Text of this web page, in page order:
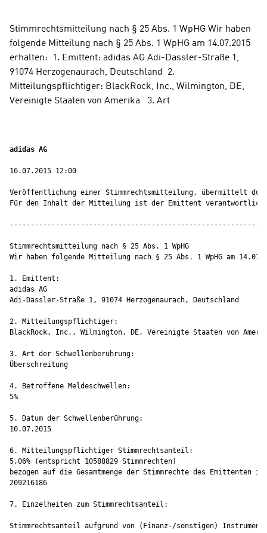
Stimmrechtsmitteilung nach § 25 Abs. 1 WpHG Wir haben
folgende Mitteilung nach § 25 Abs. 1 WpHG am 14.07.2015
erhalten:  1. Emittent: adidas AG Adi-Dassler-Straße 1,
91074 Herzogenaurach, Deutschland  2.
Mitteilungspflichtiger: BlackRock, Inc., Wilmington, DE,
Vereinigte Staaten von Amerika   3. Art
adidas AG
16.07.2015 12:00
Veröffentlichung einer Stimmrechtsmitteilung, übermittelt
Für den Inhalt der Mitteilung ist der Emittent
Stimmrechtsmitteilung nach § 25 Abs. 1 WpHG
Wir haben folgende Mitteilung nach § 25 Abs. 1 WpHG am
1. Emittent:
adidas AG
Adi-Dassler-Straße 1, 91074 Herzogenaurach, Deutschland
2. Mitteilungspflichtiger:
BlackRock, Inc., Wilmington, DE, Vereinigte Staaten von
3. Art der Schwellenberührung:
Überschreitung
4. Betroffene Meldeschwellen:
5%
5. Datum der Schwellenberührung:
10.07.2015
6. Mitteilungspflichtiger Stimmrechtsanteil:
5,06% (entspricht 10588829 Stimmrechten)
bezogen auf die Gesamtmenge der Stimmrechte des Emittenten in
209216186
7. Einzelheiten zum Stimmrechtsanteil:
Stimmrechtsanteil aufgrund von (Finanz-/sonstigen)